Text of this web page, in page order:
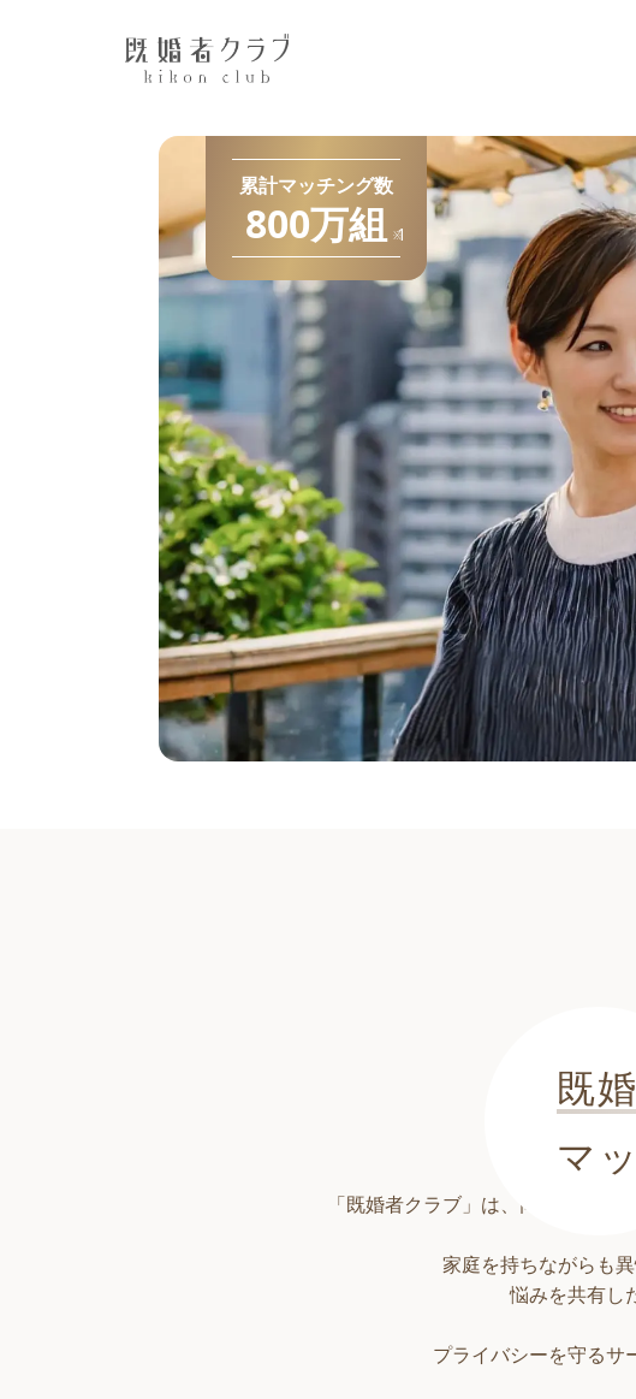
累計マッチング数
800万組 ※1
既
マ
「既婚者クラブ」は、同じ価値観
家庭を持ちながらも
悩みを共有し
プライバシーを守るサ